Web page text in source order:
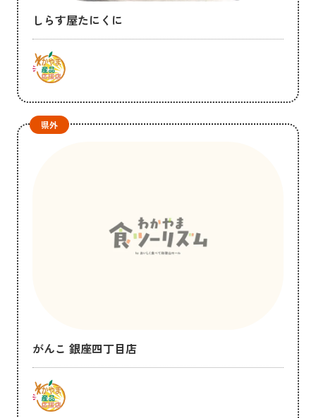
しらす屋たにくに
県外
がんこ 銀座四丁目店